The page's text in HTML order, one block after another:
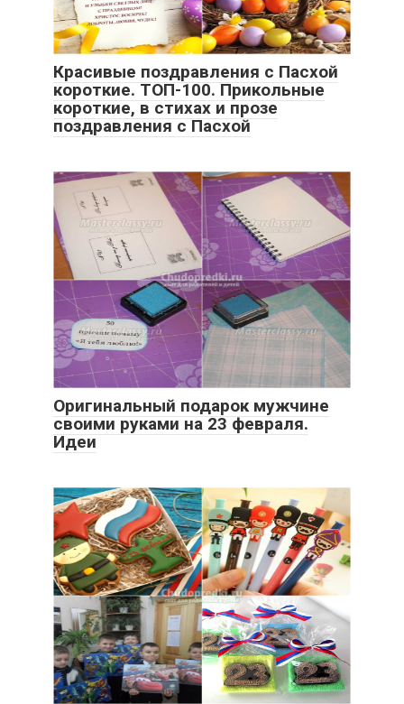
Красивые поздравления с Пасхой
короткие. ТОП-100. Прикольные
короткие, в стихах и прозе
поздравления с Пасхой
Оригинальный подарок мужчине
своими руками на 23 февраля.
Идеи